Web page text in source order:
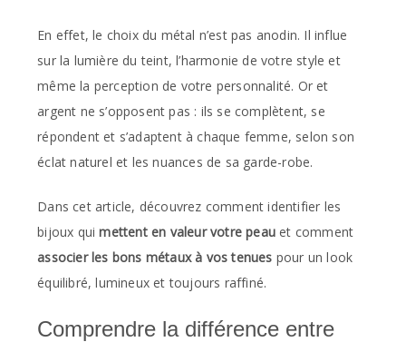
En effet, le choix du métal n’est pas anodin. Il influe
sur la lumière du teint, l’harmonie de votre style et
même la perception de votre personnalité. Or et
argent ne s’opposent pas : ils se complètent, se
répondent et s’adaptent à chaque femme, selon son
éclat naturel et les nuances de sa garde-robe.
Dans cet article, découvrez comment identifier les
bijoux quimettent en valeur votre peauet comment
associer les bons métaux à vos tenues pour un look
équilibré, lumineux et toujours raffiné.
Comprendre la différence entre